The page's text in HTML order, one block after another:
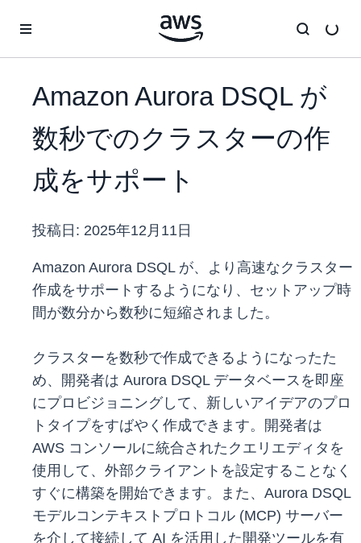
Amazon Aurora DSQL が
数秒でのクラスターの作
成をサポート
投稿日: 2025年12月11日
Amazon Aurora DSQL が、より高速なクラスター
作成をサポートするようになり、セットアップ時
間が数分から数秒に短縮されました。
クラスターを数秒で作成できるようになったた
め、開発者は Aurora DSQL データベースを即座
にプロビジョニングして、新しいアイデアのプロ
トタイプをすばやく作成できます。開発者は
AWS コンソールに統合されたクエリエディタを
使用して、外部クライアントを設定することなく
すぐに構築を開始できます。また、Aurora DSQL
モデルコンテキストプロトコル (MCP) サーバー
を介して接続して AI を活用した開発ツールを有